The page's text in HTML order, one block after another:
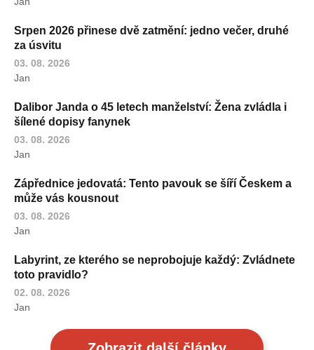
Srpen 2026 přinese dvě zatmění: jedno večer, druhé
za úsvitu
03. 08. 2026
Jan
Dalibor Janda o 45 letech manželství: Žena zvládla i
šílené dopisy fanynek
03. 08. 2026
Jan
Zápřednice jedovatá: Tento pavouk se šíří Českem a
může vás kousnout
03. 08. 2026
Jan
Labyrint, ze kterého se neprobojuje každý: Zvládnete
toto pravidlo?
02. 08. 2026
Jan